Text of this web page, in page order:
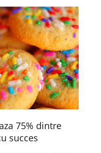
75% dintre
succes